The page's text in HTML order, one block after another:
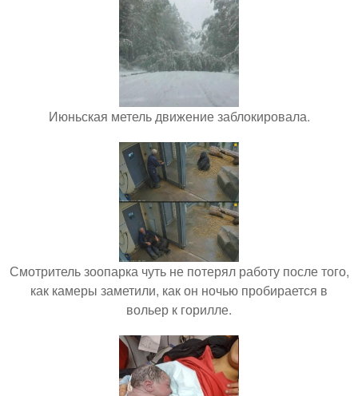
Июньская метель движение заблокировала.
Смотритель зоопарка чуть не потерял работу после того,
как камеры заметили, как он ночью пробирается в
вольер к горилле.